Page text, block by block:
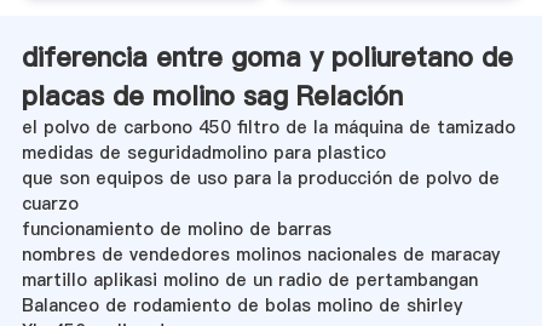
diferencia entre goma y poliuretano de
placas de molino sag Relación
el polvo de carbono 450 filtro de la máquina de tamizado
medidas de seguridadmolino para plastico
que son equipos de uso para la producción de polvo de
cuarzo
funcionamiento de molino de barras
nombres de vendedores molinos nacionales de maracay
martillo aplikasi molino de un radio de pertambangan
Balanceo de rodamiento de bolas molino de shirley